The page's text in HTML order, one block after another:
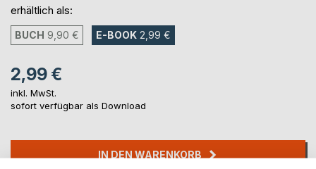
erhältlich als:
BUCH 9,90 € E-BOOK 2,99 €
2,99 €
inkl. MwSt.
sofort verfügbar als Download
IN DEN WARENKORB